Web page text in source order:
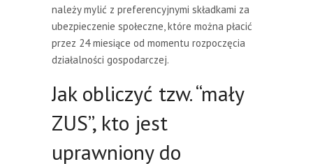
należy mylić z preferencyjnymi składkami za
ubezpieczenie społeczne, które można płacić
przez 24 miesiące od momentu rozpoczęcia
działalności gospodarczej.
Jak obliczyć tzw. “mały
ZUS”, kto jest
uprawniony do